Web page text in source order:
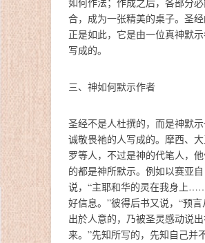
合，成为一张精美的桌子。圣
正是如此，它是由一位真神默
写成的。
三、神如何默示作者
圣经不是人杜撰的，而是神默
诚敬畏祂的人写成的。摩西、
罗等人，不过是神的代笔人，
的都是神所默示。例如以赛亚
说，“主耶和华的灵在我身上
好信息。”彼得后书又说，“预
出於人意的，乃被圣灵感动说
来。”先知所写的，先知自己并